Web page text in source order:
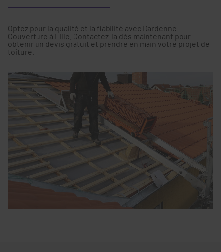
Optez pour la qualité et la fiabilité avec Dardenne
Couverture à Lille. Contactez-la dès maintenant pour
obtenir un devis gratuit et prendre en main votre projet de
toiture.